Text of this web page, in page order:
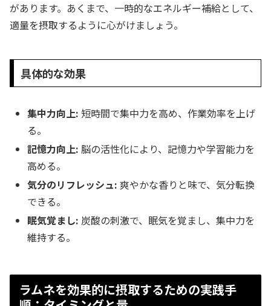
があります。あくまで、一時的なエネルギー補給として、
適量を摂取するように心がけましょう。
具体的な効果
集中力向上: 短時間で集中力を高め、作業効率を上げ
る。
記憶力向上: 脳の活性化により、記憶力や学習能力を
高める。
気分のリフレッシュ: 爽やかな香りと味で、気分転換
できる。
眠気覚まし: 炭酸の刺激で、眠気を覚まし、集中力を
維持する。
ラムネを効果的に摂取するための実践手